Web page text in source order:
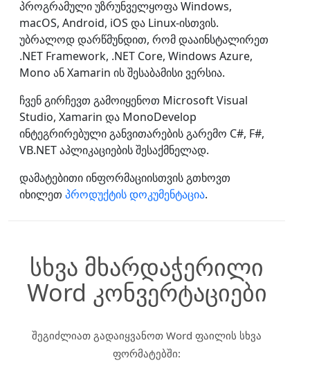
პროგრამული უზრუნველყოფა Windows,
macOS, Android, iOS და Linux-ისთვის.
უბრალოდ დარწმუნდით, რომ დააინსტალირეთ
.NET Framework, .NET Core, Windows Azure,
Mono ან Xamarin ის შესაბამისი ვერსია.
ჩვენ გირჩევთ გამოიყენოთ Microsoft Visual
Studio, Xamarin და MonoDevelop
ინტეგრირებული განვითარების გარემო C#, F#,
VB.NET აპლიკაციების შესაქმნელად.
დამატებითი ინფორმაციისთვის გთხოვთ
იხილეთ პროდუქტის დოკუმენტაცია.
სხვა მხარდაჭერილი
Word კონვერტაციები
შეგიძლიათ გადაიყვანოთ Word ფაილის სხვა
ფორმატებში: